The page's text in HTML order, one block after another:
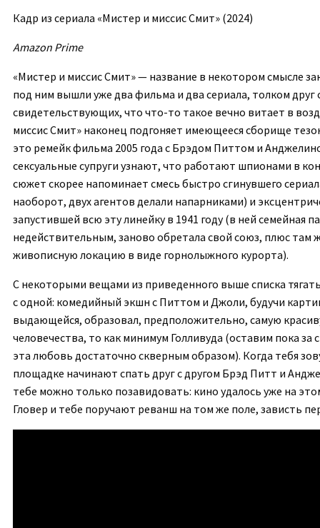
Кадр из сериала «Мистер и миссис Смит» (2024)
Amazon Prime
«Мистер и миссис Смит» — название в некотором смысле
под ним вышли уже два фильма и два сериала, толком друг
свидетельствующих, что что-то такое вечно витает в
миссис Смит» наконец подгоняет имеющееся сборище
это ремейк фильма 2005 года с Брэдом Питтом и
сексуальные супруги узнают, что работают шпионами в
сюжет скорее напоминает смесь быстро сгинувшего
наоборот, двух агентов делали напарниками) и
запустившей всю эту линейку в 1941 году (в ней семейная
недействительным, заново обретала свой союз, плюс там
живописную локацию в виде горнолыжного курорта).
С некоторыми вещами из приведенного выше списка
с одной: комедийный экшн с Питтом и Джоли, будучи
выдающейся, образовал, предположительно, самую
человечества, то как минимум Голливуда (оставим пока за
эта любовь достаточно скверным образом). Когда тебя
площадке начинают спать друг с другом Брэд Питт и
тебе можно только позавидовать: кино удалось уже на
Гловер и тебе поручают реванш на том же поле, зависть